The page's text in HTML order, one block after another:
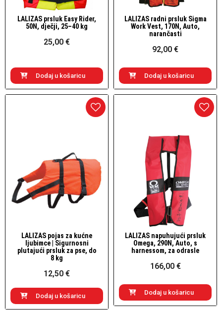
Brzi pogled
LALIZAS prsluk Easy Rider,
50N, dječji, 25–40 kg
25,00 €
Dodaj u košaricu
Brzi pogled
LALIZAS radni prsluk Sigma
Work Vest, 170N, Auto,
narančasti
92,00 €
Dodaj u košaricu
Brzi pogled
LALIZAS pojas za kućne
ljubimce | Sigurnosni
plutajući prsluk za pse, do
8 kg
12,50 €
Dodaj u košaricu
Brzi pogled
LALIZAS napuhujući prsluk
Omega, 290N, Auto, s
harnessom, za odrasle
166,00 €
Dodaj u košaricu